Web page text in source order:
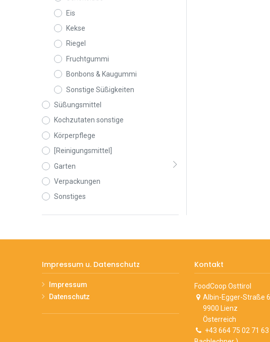
Eis
Kekse
Riegel
Fruchtgummi
Bonbons & Kaugummi
Sonstige Süßigkeiten
Süßungsmittel
Kochzutaten sonstige
Körperpflege
[Reinigungsmittel]
Garten
Verpackungen
Sonstiges
Impressum u. Datenschutz
Impressum
Datenschutz
Kontakt
FoodCoop Osttirol
Albin-Egger-Straße 6
9900 Lienz
Österreich
+43 664 75 02 71